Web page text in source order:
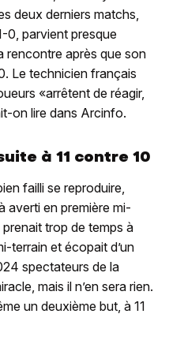
deux derniers matchs,
0, parvient presque
rencontre après que son
Le technicien français
«arrêtent de réagir,
on lire dans Arcinfo.
à 11 contre 10
failli se reproduire,
averti en première mi-
trop de temps à
terrain et écopait d’un
spectateurs de la
mais il n’en sera rien.
un deuxième but, à 11